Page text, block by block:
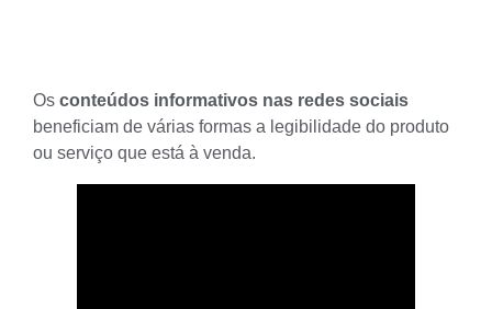
Os conteúdos informativos nas redes sociais
beneficiam de várias formas a legibilidade do produto
ou serviço que está à venda.